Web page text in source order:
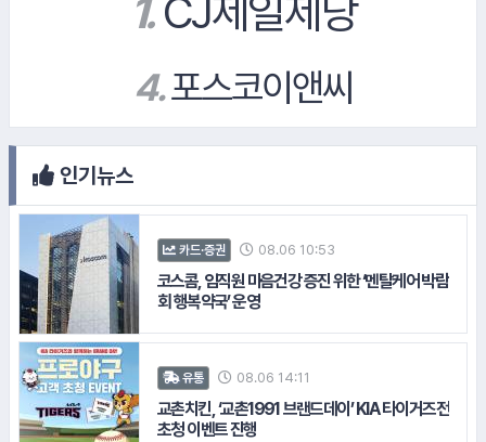
인기뉴스
카드·증권 08.06 10:53
코스콤, 임직원 마음건강 증진 위한 ‘멘탈케어 박람
회 행복약국’ 운영
유통 08.06 14:11
교촌치킨, ‘교촌1991 브랜드데이’ KIA 타이거즈전
초청 이벤트 진행
#펄어비스 #하나은행
#CJ온스타일